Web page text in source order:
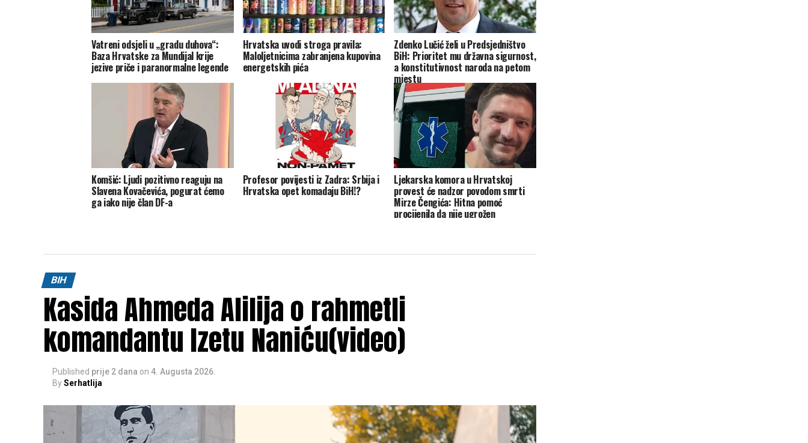
Vatreni odsjeli u „gradu duhova“:
Baza Hrvatske za Mundijal krije
jezive priče i paranormalne legende
Hrvatska uvodi stroga pravila:
Maloljetnicima zabranjena kupovina
energetskih pića
Zdenko Lučić želi u Predsjedništvo
BiH: Prioritet mu državna sigurnost,
a konstitutivnost naroda na petom
mjestu
Komšić: Ljudi pozitivno reaguju na
Slavena Kovačevića, pogurat ćemo
ga iako nije član DF-a
Profesor povijesti iz Zadra: Srbija i
Hrvatska opet komadaju BiH!?
Ljekarska komora u Hrvatskoj
provest će nadzor povodom smrti
Mirze Čengića: Hitna pomoć
procijenila da nije ugrožen
BIH
Kasida Ahmeda Alilija o rahmetli
komandantu Izetu Naniću(video)
Published prije 2 dana on 4. Augusta 2026.
BySerhatlija